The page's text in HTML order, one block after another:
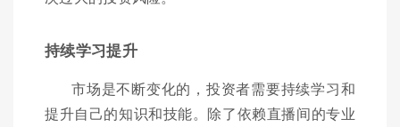
持续学习提升
市场是不断变化的，投资者需要持续学习和
提升自己的知识和技能。除了依赖直播间的专业